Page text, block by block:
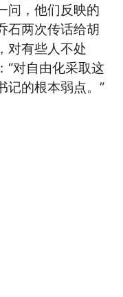
问，他们反映的
石两次传话给胡
对有些人不处
“对自由化采取这
记的根本弱点。”